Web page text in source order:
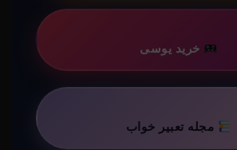
خرید یوسی
مجله تعبیر خواب